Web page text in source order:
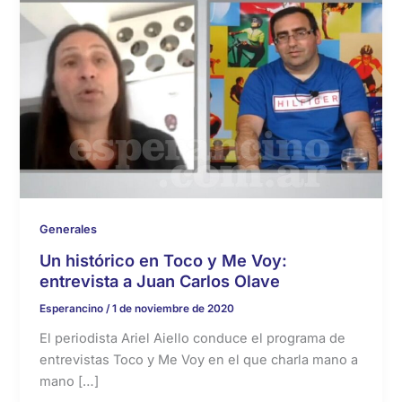
Generales
Un histórico en Toco y Me Voy:
entrevista a Juan Carlos Olave
Esperancino /1 de noviembre de 2020
El periodista Ariel Aiello conduce el programa de
entrevistas Toco y Me Voy en el que charla mano a
mano […]